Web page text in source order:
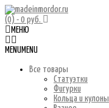
(0) - 0 руб.
МЕНЮ
MENU MENU
Все товары
Статуэтки
Фигурки
Кольца и кулоны